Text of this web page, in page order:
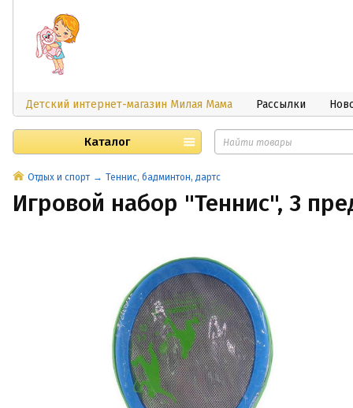
Детский интернет-магазин Милая Мама Рассылки
Каталог
Отдых и спорт Теннис, бадминтон, дартс
Игровой набор "Теннис", 3